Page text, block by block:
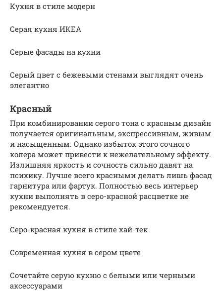
Кухня в стиле модерн
Серая кухня ИКЕА
Серые фасады на кухни
Серый цвет с бежевыми стенами выглядят очень
элегантно
Красный
При комбинировании серого тона с красным дизайн
получается оригинальным, экспрессивным, живым
и насыщенным. Однако избыток этого сочного
колера может привести к нежелательному эффекту.
Излишняя яркость и сочность сильно давят на
психику. Лучше всего красными делать лишь фасад
гарнитура или фартук. Полностью весь интерьер
кухни выполнять в серо-красной расцветке не
рекомендуется.
Серо-красная кухня в стиле хай-тек
Современная кухня в сером цвете
Сочетайте серую кухню с белыми или черными
аксессуарами